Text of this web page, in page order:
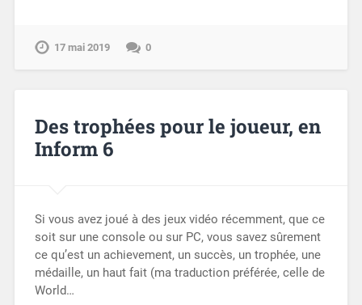
17 mai 2019 0
Des trophées pour le joueur, en
Inform 6
Si vous avez joué à des jeux vidéo récemment, que ce
soit sur une console ou sur PC, vous savez sûrement
ce qu’est un achievement, un succès, un trophée, une
médaille, un haut fait (ma traduction préférée, celle de
World…